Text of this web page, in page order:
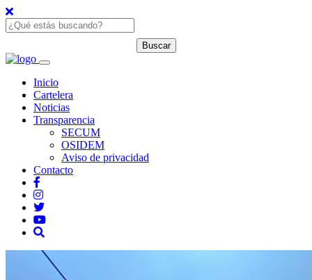
Inicio
Cartelera
Noticias
Transparencia
SECUM
OSIDEM
Aviso de privacidad
Contacto